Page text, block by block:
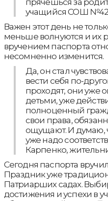
прячешься за
учащийся СОШ №42
Важен этот день не
меньше волнуются и их
вручением паспорта
несомненно изменится.
Да, он стал
вести себя по-
проходят, они уже
детьми, уже
полноценный
свои права,
ощущают. И думаю,
уже надо
Карпенко,
Сегодня паспорта
Праздник уже
Патриарших садах.
достижения и успехи в